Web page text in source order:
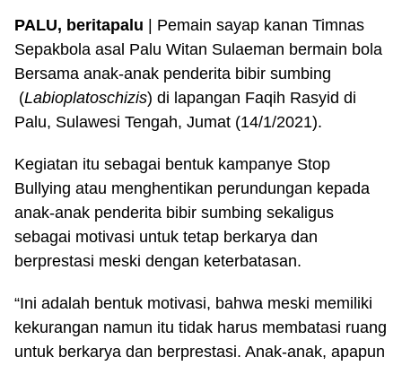
PALU, beritapalu | Pemain sayap kanan Timnas
Sepakbola asal Palu Witan Sulaeman bermain bola
Bersama anak-anak penderita bibir sumbing
(Labioplatoschizis) di lapangan Faqih Rasyid di
Palu, Sulawesi Tengah, Jumat (14/1/2021).
Kegiatan itu sebagai bentuk kampanye Stop
Bullying atau menghentikan perundungan kepada
anak-anak penderita bibir sumbing sekaligus
sebagai motivasi untuk tetap berkarya dan
berprestasi meski dengan keterbatasan.
“Ini adalah bentuk motivasi, bahwa meski memiliki
kekurangan namun itu tidak harus membatasi ruang
untuk berkarya dan berprestasi. Anak-anak, apapun